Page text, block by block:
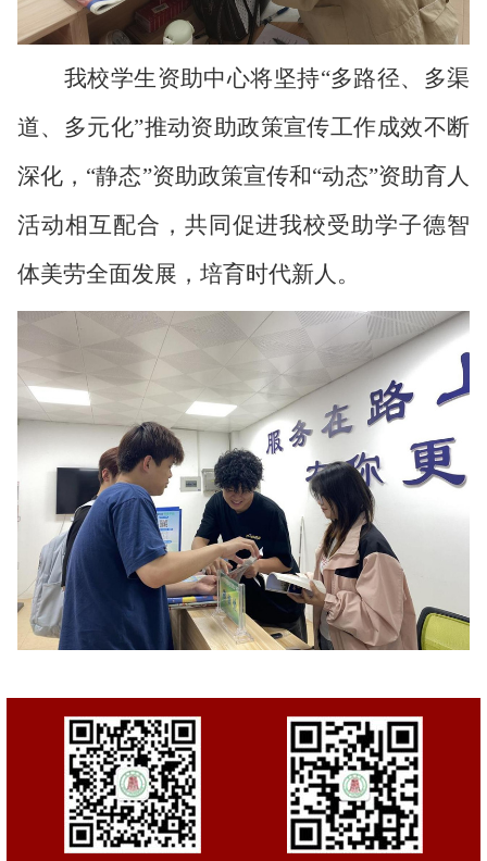
我校学生资助中心将坚持“多路径、多渠
道、多元化”推动资助政策宣传工作成效不断
深化，“静态”资助政策宣传和“动态”资助育人
活动相互配合，共同促进我校受助学子德智
体美劳全面发展，培育时代新人。